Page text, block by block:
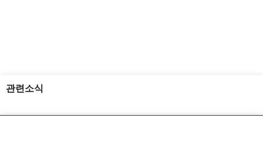
관련소식